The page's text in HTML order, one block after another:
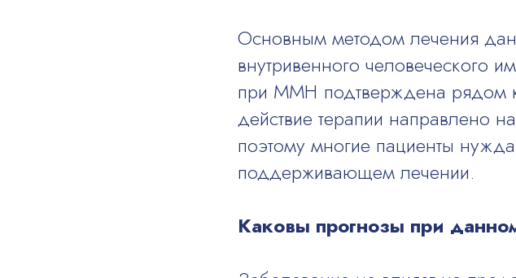
Основным методом лечения
внутривенного человеческого
при ММН подтверждена рядом
действие терапии направлено
поэтому многие пациенты
поддерживающем лечении.
Каковы прогнозы при